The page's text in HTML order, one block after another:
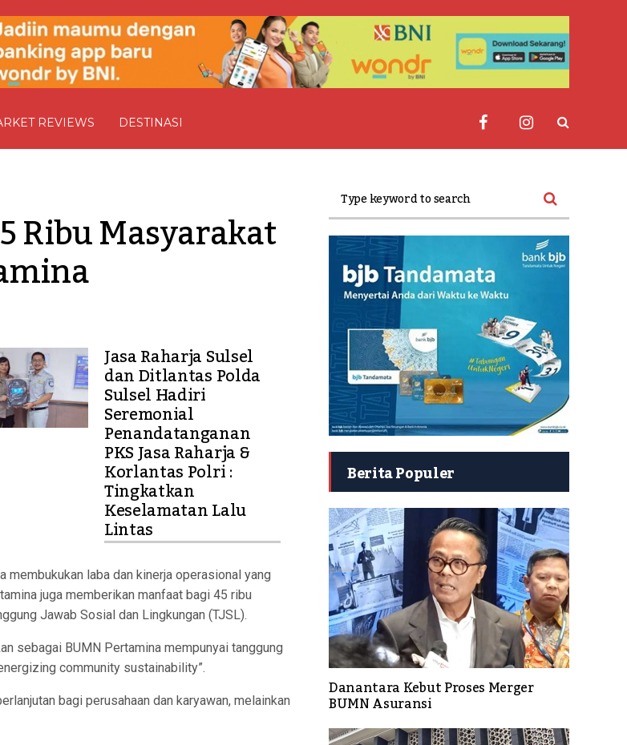
REVIEWS DESTINASI
Ribu Masyarakat
Jasa Raharja Sulsel
dan Ditlantas Polda
Sulsel Hadiri
Seremonial
Penandatanganan
PKS Jasa Raharja &
Korlantas Polri :
Tingkatkan
Keselamatan Lalu
Lintas
membukukan laba dan kinerja operasional yang
juga memberikan manfaat bagi 45 ribu
Jawab Sosial dan Lingkungan (TJSL).
sebagai BUMN Pertamina mempunyai tanggung
community sustainability”.
bagi perusahaan dan karyawan, melainkan
Berita Populer
Danantara Kebut Proses Merger
BUMN Asuransi